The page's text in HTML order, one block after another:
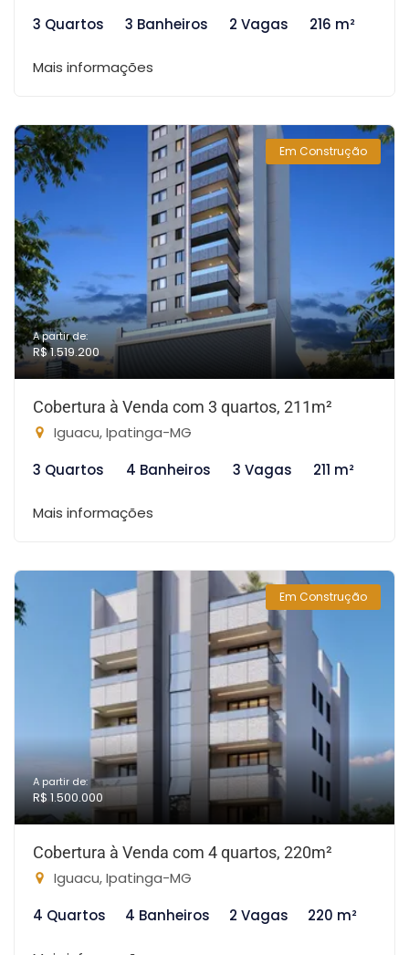
3 Quartos 3 Banheiros 2 Vagas 216 m²
Mais informações
Em Construção
A partir de:
R$ 1.519.200
Cobertura à Venda com 3 quartos, 211m²
Iguacu, Ipatinga-MG
3 Quartos
4 Banheiros 3 Vagas 211 m²
Mais informações
Em Construção
A partir de:
R$ 1.500.000
Cobertura à Venda com 4 quartos, 220m²
Iguacu, Ipatinga-MG
4 Quartos
4 Banheiros 2 Vagas 220 m²